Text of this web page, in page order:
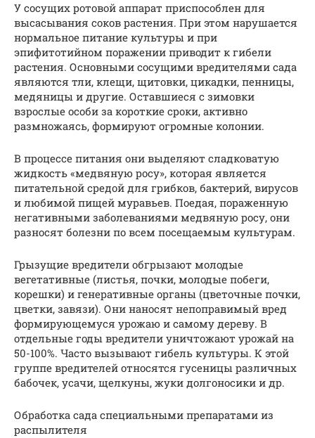
У сосущих ротовой аппарат приспособлен для
высасывания соков растения. При этом нарушается
нормальное питание культуры и при
эпифитотийном поражении приводит к гибели
растения. Основными сосущими вредителями сада
являются тли, клещи, щитовки, цикадки, пенницы,
медяницы и другие. Оставшиеся с зимовки
взрослые особи за короткие сроки, активно
размножаясь, формируют огромные колонии.
В процессе питания они выделяют сладковатую
жидкость «медвяную росу», которая является
питательной средой для грибков, бактерий, вирусов
и любимой пищей муравьев. Поедая, пораженную
негативными заболеваниями медвяную росу, они
разносят болезни по всем посещаемым культурам.
Грызущие вредители обгрызают молодые
вегетативные (листья, почки, молодые побеги,
корешки) и генеративные органы (цветочные почки,
цветки, завязи). Они наносят непоправимый вред
формирующемуся урожаю и самому дереву. В
отдельные годы вредители уничтожают урожай на
50-100%. Часто вызывают гибель культуры. К этой
группе вредителей относятся гусеницы различных
бабочек, усачи, щелкуны, жуки долгоносики и др.
Обработка сада специальными препаратами из
распылителя